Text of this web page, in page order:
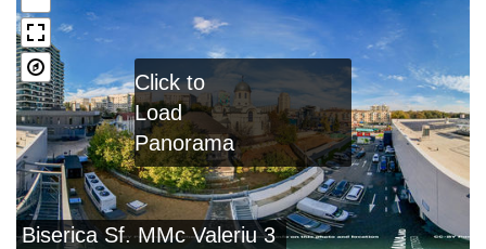
Biserica Sf. MMc Valeriu 3
Click to
Load
Panorama